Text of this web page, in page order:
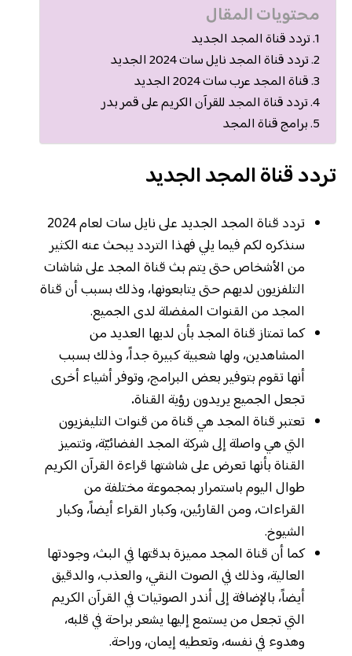
محتويات المقال
تردد قناة المجد الجديد
تردد قناة المجد نايل سات 2024 الجديد
قناة المجد عرب سات 2024 الجديد
تردد قناة المجد للقرآن الكريم على قمر بدر
برامج قناة المجد
تردد قناة المجد الجديد
تردد قناة المجد الجديد على نايل سات لعام 2024
سنذكره لكم فيما يلي فهذا التردد يبحث عنه الكثير
من الأشخاص حتى يتم بث قناة المجد على شاشات
التلفزيون لديهم حتى يتابعونها، وذلك بسبب أن قناة
المجد من القنوات المفضلة لدى الجميع.
كما تمتاز قناة المجد بأن لديها العديد من
المشاهدين، ولها شعبية كبيرة جداً، وذلك بسبب
أنها تقوم بتوفير بعض البرامج، وتوفر أشياء أخرى
تجعل الجميع يريدون رؤية القناة.
تعتبر قناة المجد هي قناة من قنوات التليفزيون
التي هي واصلة إلى شركة المجد الفضائيّة، وتتميز
القناة بأنها تعرض على شاشتها قراءة القرآن الكريم
طوال اليوم باستمرار بمجموعة مختلفة من
القراءات، ومن القارئين، وكبار القراء أيضاً، وكبار
الشيوخ.
كما أن قناة المجد مميزة بدقتها في البث، وجودتها
العالية، وذلك في الصوت النقي، والعذب، والدقيق
أيضاً، بالإضافة إلى أندر الصوتيات في القرآن الكريم
التي تجعل من يستمع إليها يشعر براحة في قلبه،
وهدوء في نفسه، وتعطيه إيمان، وراحة.